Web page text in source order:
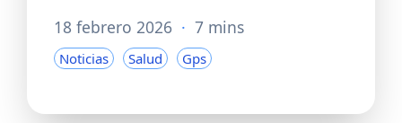
18 febrero 2026 · 7 mins
Noticias Salud Gps